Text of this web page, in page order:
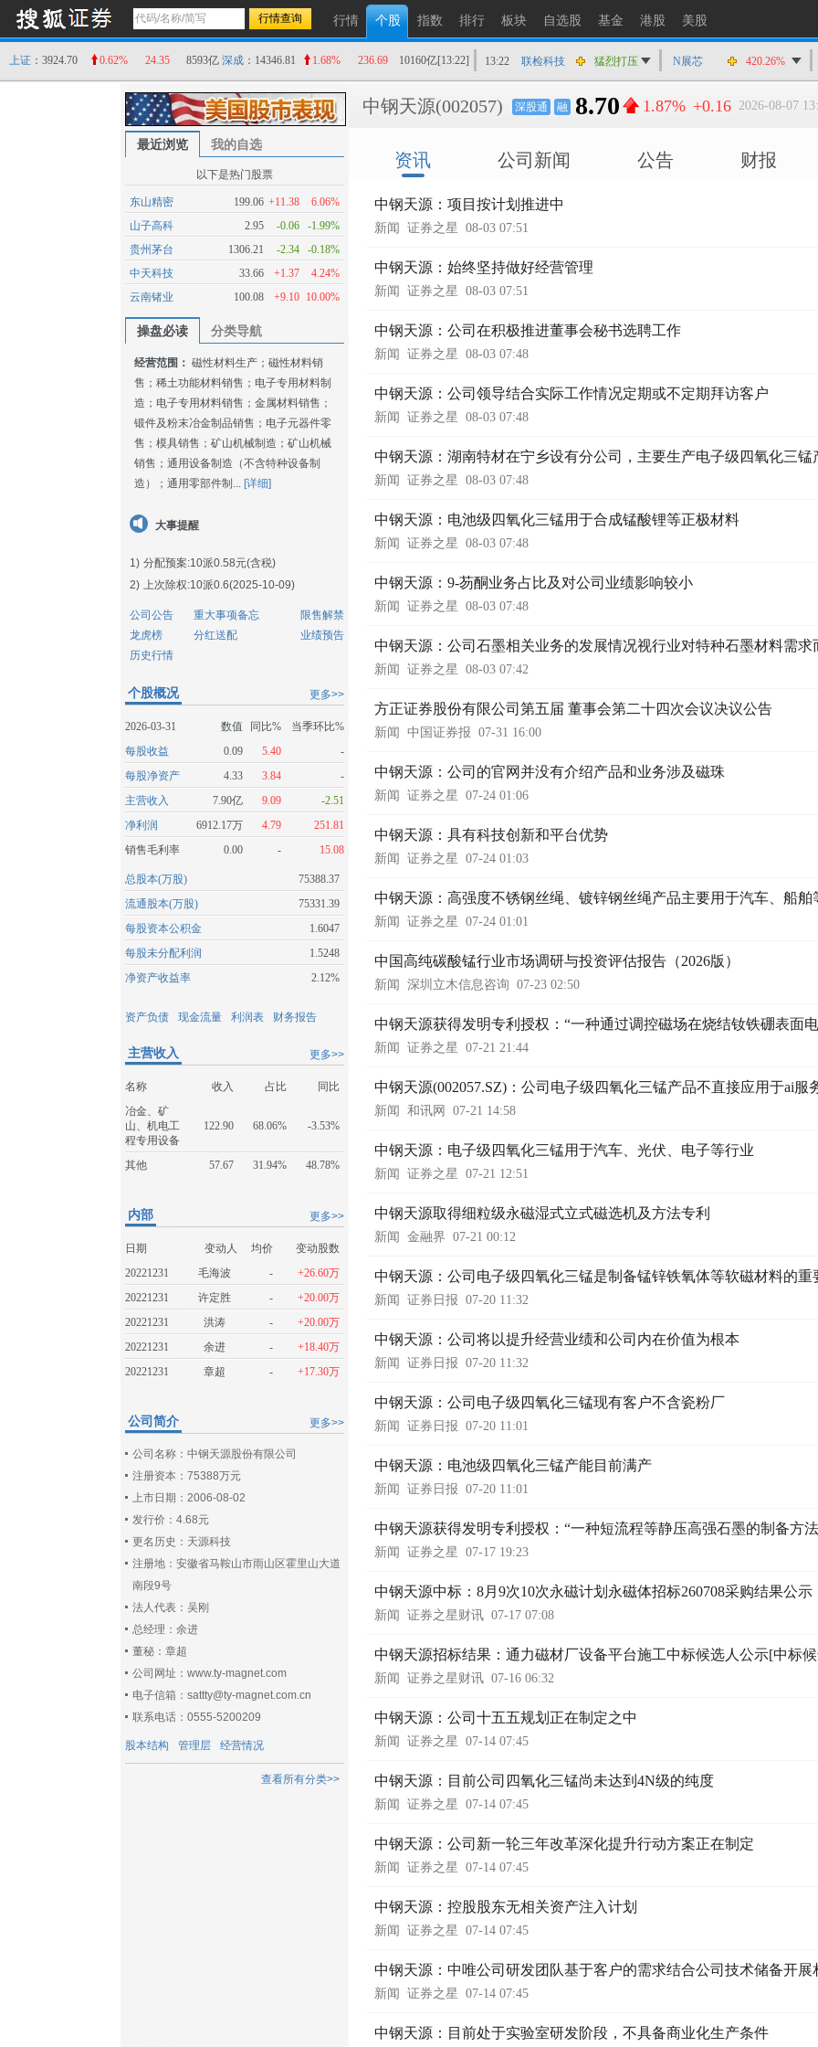
行情 个股 指数 排行 板块 自选股 基金 港股 美股
上证 ：3924.70 0.62% 24.35 8593亿 深成 ：14346.81 1.68% 236.69 10160亿[13:22]
13:22 中船特气
快速拉升
13:22
联检科技
猛烈打压
13:21
赛分科技
快速拉升
13:20
联瑞新材
13:19
和林微纳
13:19
中红医疗
N展芯 420.26%
最近浏览 我的自选
以下是热门股票
东山精密 199.06 +11.38
6.06%
山子高科
2.95 -0.06
-1.99%
贵州茅台
1306.21 -2.34
-0.18%
中天科技
33.66 +1.37
4.24%
云南锗业
100.08 +9.10 10.00%
操盘必读 分类导航
经营范围： 磁性材料生产；磁性材料销
售；稀土功能材料销售；电子专用材料制
造；电子专用材料销售；金属材料销售；
锻件及粉末冶金制品销售；电子元器件零
售；模具销售；矿山机械制造；矿山机械
销售；通用设备制造（不含特种设备制
造）；通用零部件制... [详细]
大事提醒
1) 分配预案:10派0.58元(含税)
2) 上次除权:10派0.6(2025-10-09)
公司公告 重大事项备忘
限售解禁
龙虎榜
分红送配
业绩预告
历史行情
更多>>
个股概况
2026-03-31 数值 同比%
当季环比%
每股收益
0.09 5.40
-
每股净资产
4.33 3.84
-
主营收入
7.90亿 9.09
-2.51
净利润
6912.17万 4.79
251.81
销售毛利率
0.00 - 15.08
总股本(万股)
75388.37
流通股本(万股)
75331.39
每股资本公积金
1.6047
每股未分配利润
1.5248
净资产收益率
2.12%
资产负债 现金流量 利润表 财务报告
更多>>
主营收入
名称 收入 占比
同比
冶金、矿
山、机电工
程专用设备
122.90 68.06% -3.53%
其他 57.67 31.94% 48.78%
更多>>
内部
日期 变动人 均价
变动股数
20221231
毛海波 -
+26.60万
20221231
许定胜 -
+20.00万
20221231
洪涛 -
+20.00万
20221231
余进 -
+18.40万
20221231
章超 - +17.30万
更多>>
公司简介
公司名称：中钢天源股份有限公司
注册资本：75388万元
上市日期：2006-08-02
发行价：4.68元
更名历史：天源科技
注册地：安徽省马鞍山市雨山区霍里山大道
南段9号
法人代表：吴刚
总经理：余进
董秘：章超
公司网址：www.ty-magnet.com
电子信箱：sattty@ty-magnet.com.cn
联系电话：0555-5200209
股本结构 管理层 经营情况
查看所有分类>>
中钢天源(002057) 深股通 融 8.70 1.87% +0.16 2026-08-07
资讯 公司新闻 公告 财报
中钢天源：项目按计划推进中
新闻 证券之星 08-03 07:51
中钢天源：始终坚持做好经营管理
新闻 证券之星 08-03 07:51
中钢天源：公司在积极推进董事会秘书选聘工作
新闻 证券之星 08-03 07:48
中钢天源：公司领导结合实际工作情况定期或不定期拜访客户
新闻 证券之星 08-03 07:48
中钢天源：湖南特材在宁乡设有分公司，主要生产电子级四氧化三锰
新闻 证券之星 08-03 07:48
中钢天源：电池级四氧化三锰用于合成锰酸锂等正极材料
新闻 证券之星 08-03 07:48
中钢天源：9-芴酮业务占比及对公司业绩影响较小
新闻 证券之星 08-03 07:48
中钢天源：公司石墨相关业务的发展情况视行业对特种石墨材料需求
新闻 证券之星 08-03 07:42
方正证券股份有限公司第五届 董事会第二十四次会议决议公告
新闻 中国证券报 07-31 16:00
中钢天源：公司的官网并没有介绍产品和业务涉及磁珠
新闻 证券之星 07-24 01:06
中钢天源：具有科技创新和平台优势
新闻 证券之星 07-24 01:03
中钢天源：高强度不锈钢丝绳、镀锌钢丝绳产品主要用于汽车、船舶
新闻 证券之星 07-24 01:01
中国高纯碳酸锰行业市场调研与投资评估报告（2026版）
新闻 深圳立木信息咨询 07-23 02:50
中钢天源获得发明专利授权：“一种通过调控磁场在烧结钕铁硼表面
新闻 证券之星 07-21 21:44
中钢天源(002057.SZ)：公司电子级四氧化三锰产品不直接应用于ai服
新闻 和讯网 07-21 14:58
中钢天源：电子级四氧化三锰用于汽车、光伏、电子等行业
新闻 证券之星 07-21 12:51
中钢天源取得细粒级永磁湿式立式磁选机及方法专利
新闻 金融界 07-21 00:12
中钢天源：公司电子级四氧化三锰是制备锰锌铁氧体等软磁材料的重
新闻 证券日报 07-20 11:32
中钢天源：公司将以提升经营业绩和公司内在价值为根本
新闻 证券日报 07-20 11:32
中钢天源：公司电子级四氧化三锰现有客户不含瓷粉厂
新闻 证券日报 07-20 11:01
中钢天源：电池级四氧化三锰产能目前满产
新闻 证券日报 07-20 11:01
中钢天源获得发明专利授权：“一种短流程等静压高强石墨的制备方
新闻 证券之星 07-17 19:23
中钢天源中标：8月9次10次永磁计划永磁体招标260708采购结果公示
新闻 证券之星财讯 07-17 07:08
中钢天源招标结果：通力磁材厂设备平台施工中标候选人公示[中标
新闻 证券之星财讯 07-16 06:32
中钢天源：公司十五五规划正在制定之中
新闻 证券之星 07-14 07:45
中钢天源：目前公司四氧化三锰尚未达到4N级的纯度
新闻 证券之星 07-14 07:45
中钢天源：公司新一轮三年改革深化提升行动方案正在制定
新闻 证券之星 07-14 07:45
中钢天源：控股股东无相关资产注入计划
新闻 证券之星 07-14 07:45
中钢天源：中唯公司研发团队基于客户的需求结合公司技术储备开展
新闻 证券之星 07-14 07:45
中钢天源：目前处于实验室研发阶段，不具备商业化生产条件